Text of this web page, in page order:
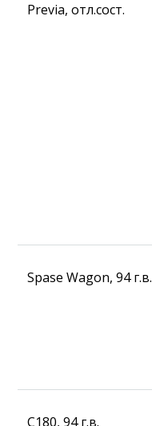
Previa, отл.сост.
Spase Wagon, 94 г.в.
С180, 94 г.в.